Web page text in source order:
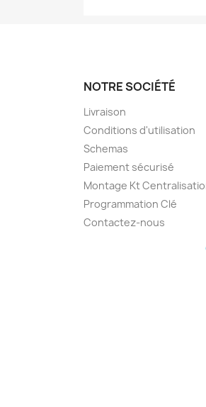
NOTRE SOCIÉTÉ
Livraison
Conditions d'utilisation
Schemas
Paiement sécurisé
Montage Kt
Programmation Clé
Contactez-nous